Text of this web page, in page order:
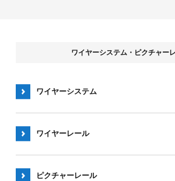
ワイヤーシステム・ピクチャー
ワイヤーシステム
ワイヤーレール
ピクチャーレール